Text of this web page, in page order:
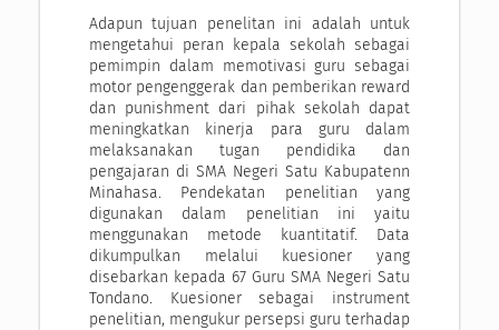
Adapun tujuan penelitan ini adalah untuk
mengetahui peran kepala sekolah sebagai
pemimpin dalam memotivasi guru sebagai
motor pengenggerak dan pemberikan reward
dan punishment dari pihak sekolah dapat
meningkatkan kinerja para guru dalam
melaksanakan tugan pendidika dan
pengajaran di SMA Negeri Satu Kabupatenn
Minahasa. Pendekatan penelitian yang
digunakan dalam penelitian ini yaitu
menggunakan metode kuantitatif. Data
dikumpulkan melalui kuesioner yang
disebarkan kepada 67 Guru SMA Negeri Satu
Tondano. Kuesioner sebagai instrument
penelitian, mengukur persepsi guru terhadap